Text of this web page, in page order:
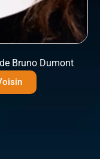
Bruno Dumont